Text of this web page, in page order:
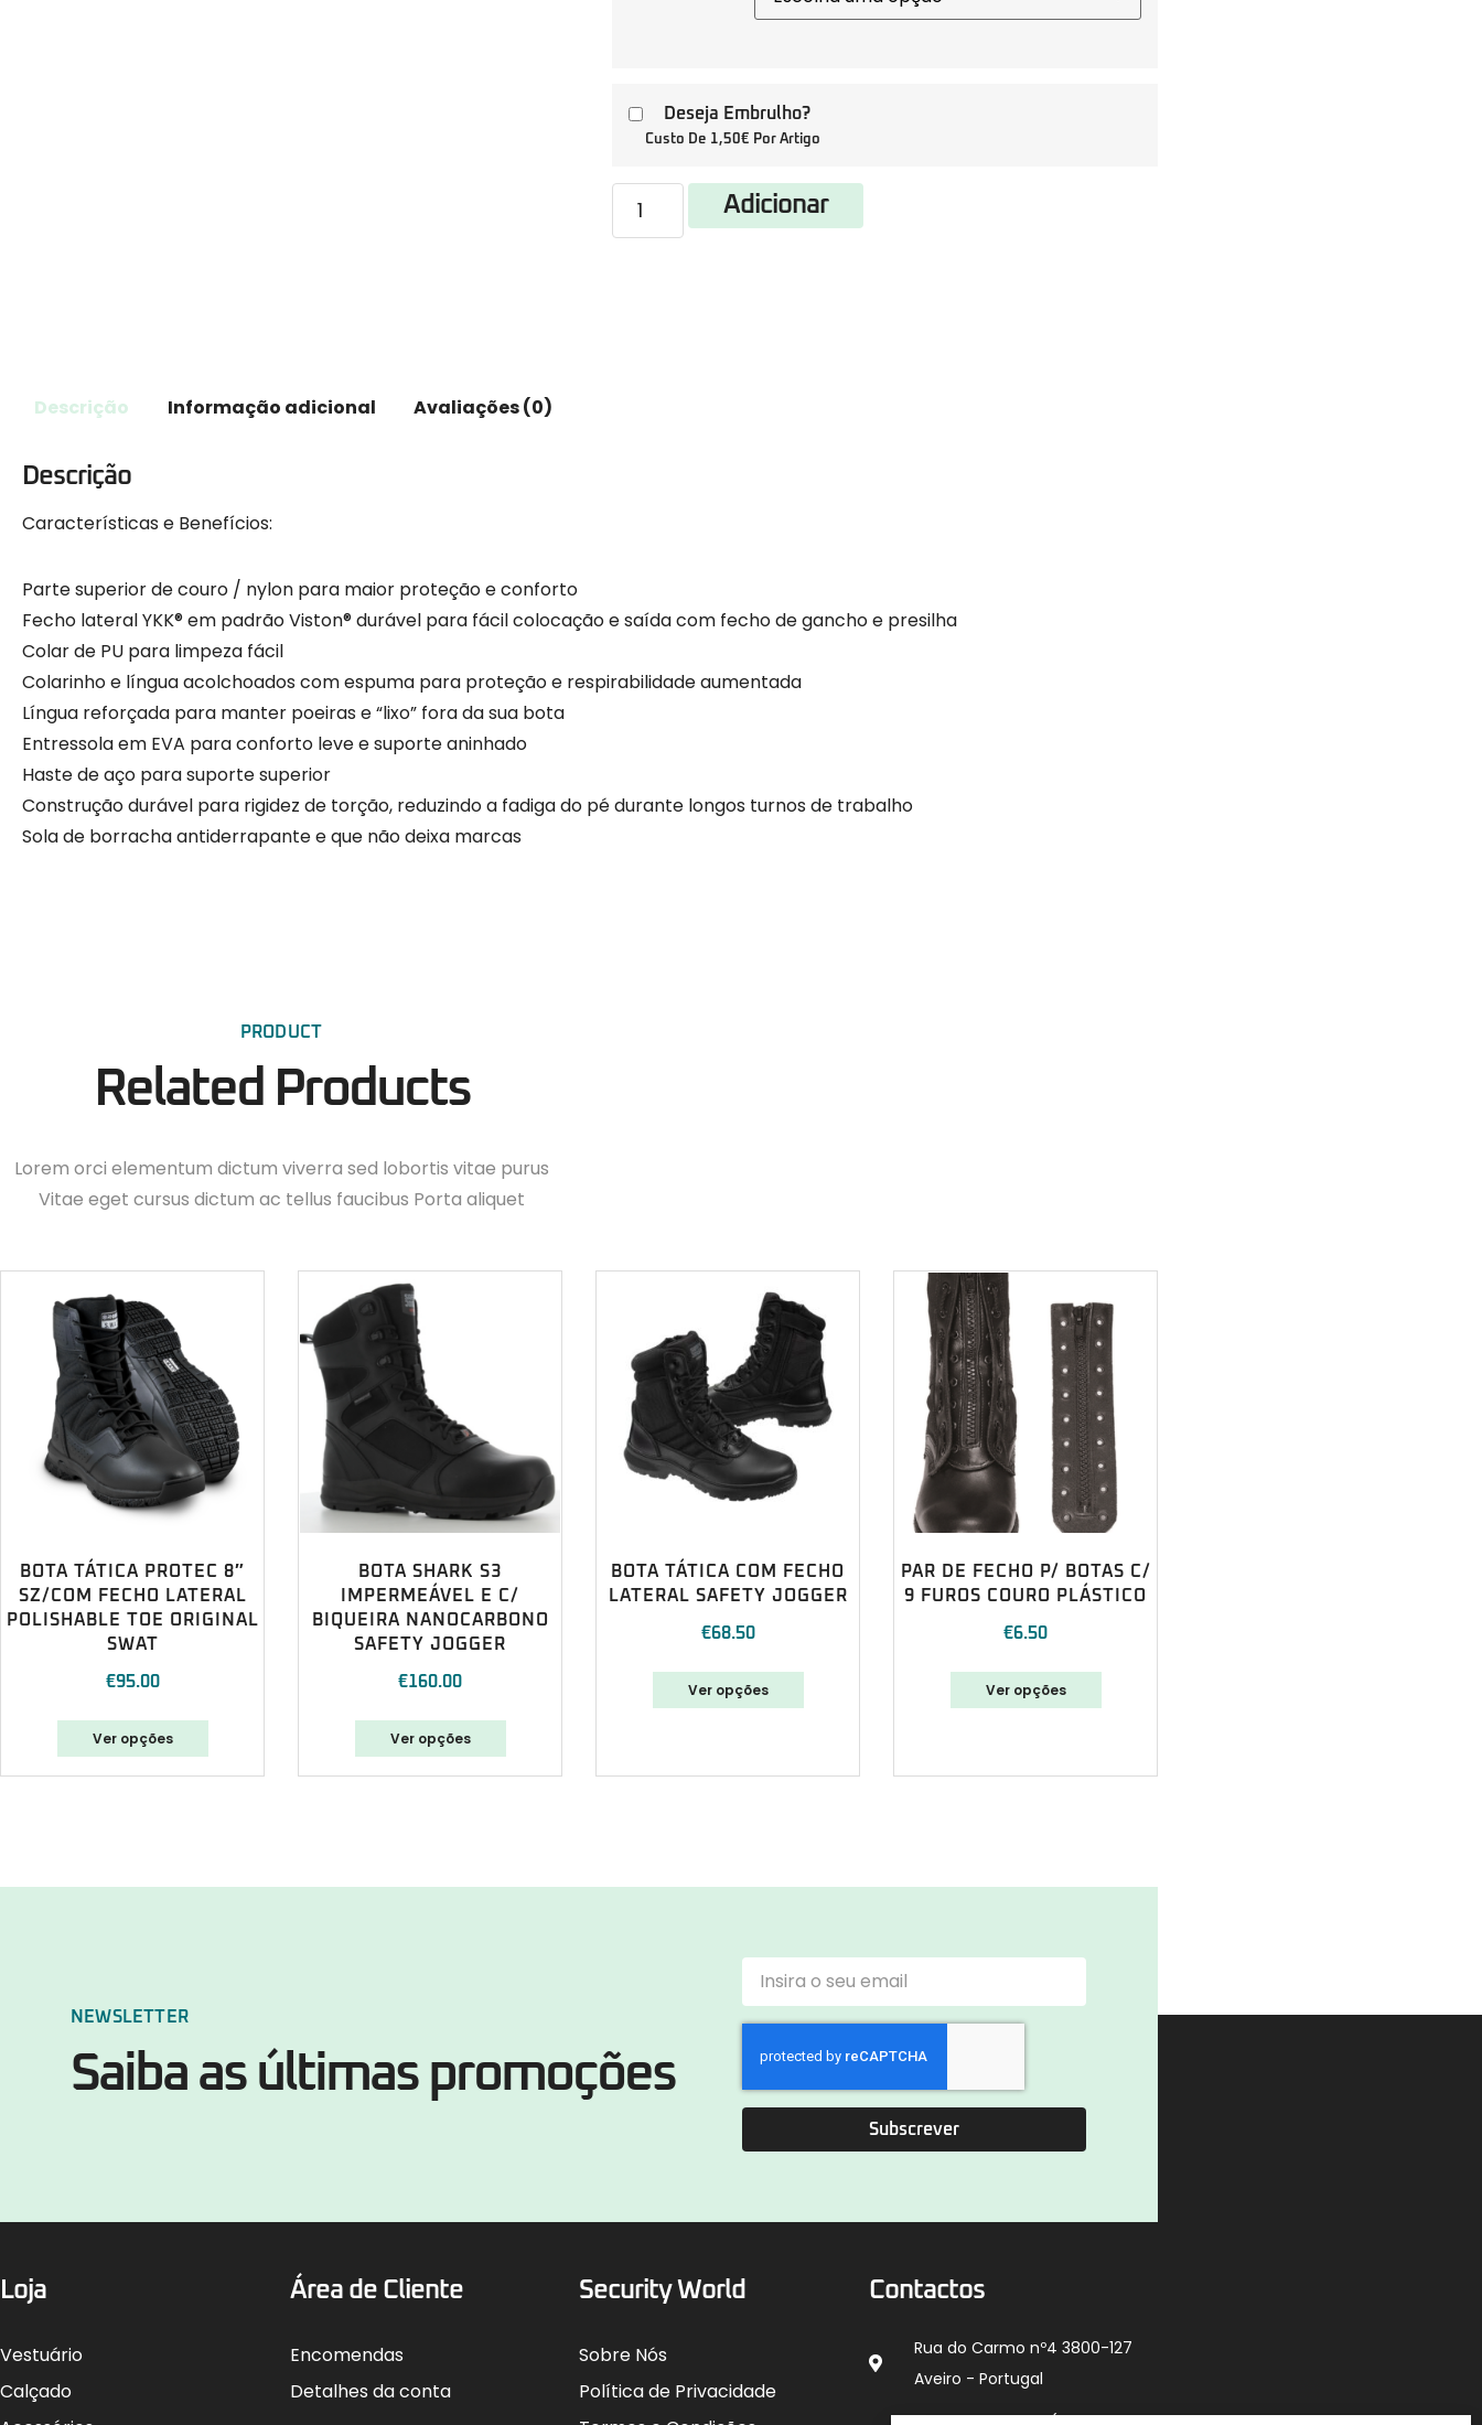
Deseja Embrulho?
Custo De 1,50€ Por Artigo
Adicionar
Descrição Informação adicional Avaliações (0)
Descrição
Características e Benefícios:
Parte superior de couro / nylon para maior proteção e conforto
Fecho lateral YKK® em padrão Viston® durável para fácil colocação e saída com fecho de gancho e presilha
Colar de PU para limpeza fácil
Colarinho e língua acolchoados com espuma para proteção e respirabilidade aumentada
Língua reforçada para manter poeiras e “lixo” fora da sua bota
Entressola em EVA para conforto leve e suporte aninhado
Haste de aço para suporte superior
Construção durável para rigidez de torção, reduzindo a fadiga do pé durante longos turnos de trabalho
Sola de borracha antiderrapante e que não deixa marcas
PRODUCT
Related Products
Lorem orci elementum dictum viverra sed lobortis vitae purus
Vitae eget cursus dictum ac tellus faucibus Porta aliquet
BOTA TÁTICA PROTEC 8″
SZ/COM FECHO LATERAL
POLISHABLE TOE ORIGINAL
SWAT
€95.00
Ver opções
BOTA SHARK S3
IMPERMEÁVEL E C/
BIQUEIRA NANOCARBONO
SAFETY JOGGER
€160.00
Ver opções
BOTA TÁTICA COM FECHO
LATERAL SAFETY JOGGER
€68.50
Ver opções
PAR DE FECHO P/ BOTAS C/
9 FUROS COURO PLÁSTICO
€6.50
Ver opções
NEWSLETTER
Saiba as últimas promoções
Subscrever
Loja
Vestuário
Calçado
Área de Cliente
Encomendas
Detalhes da conta
Security World
Sobre Nós
Política de Privacidade
Contactos
Rua do Carmo nº4 3800-127
Aveiro - Portugal